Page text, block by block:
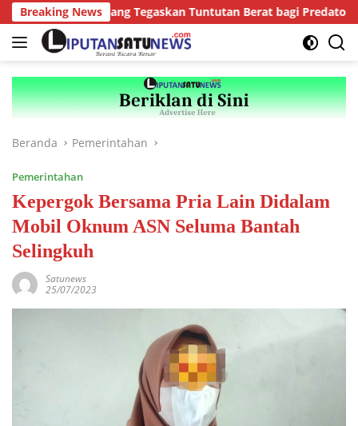
Langsung
ke
konten
Breaking News
Kepahiang Tegaskan Tuntutan Berat bagi Predator Anak,
Beranda Pemerintahan
Pemerintahan
Kepergok Bersama Pria Lain Didalam
Mobil Oknum ASN Seluma Bantah
Selingkuh
Satunews
25/07/2023